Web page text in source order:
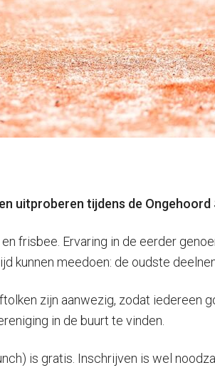
uitproberen tijdens de
frisbee. Ervaring in de eerder
meedoen: de oudste
zijn aanwezig, zodat iedereen
in de buurt te vinden.
is gratis. Inschrijven is wel